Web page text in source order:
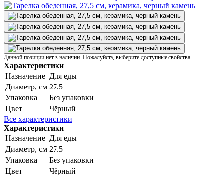
Данной позиции нет в наличии. Пожалуйста, выберите доступные свойства.
Характеристики
Назначение Для еды
Диаметр, см 27.5
Упаковка
Без упаковки
Цвет
Чёрный
Все характеристики
Характеристики
Назначение Для еды
Диаметр, см 27.5
Упаковка
Без упаковки
Цвет
Чёрный